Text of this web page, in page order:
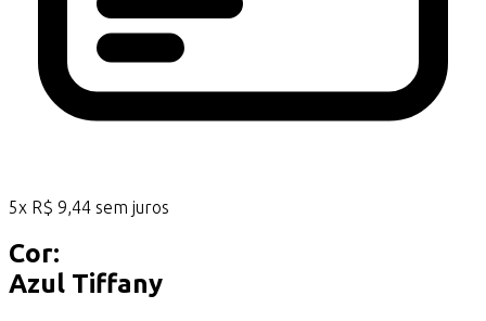
5x R$ 9,44 sem juros
Cor:
Azul Tiffany